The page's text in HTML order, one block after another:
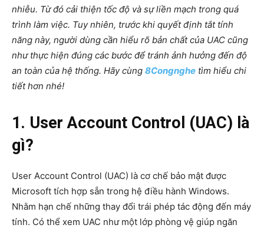
nhiễu. Từ đó cải thiện tốc độ và sự liền mạch trong quá
trình làm việc. Tuy nhiên, trước khi quyết định tắt tính
năng này, người dùng cần hiểu rõ bản chất của UAC cũng
như thực hiện đúng các bước để tránh ảnh hưởng đến độ
an toàn của hệ thống. Hãy cùng 8Congnghe tìm hiểu chi
tiết hơn nhé!
1. User Account Control (UAC) là
gì?
User Account Control (UAC) là cơ chế bảo mật được
Microsoft tích hợp sẵn trong hệ điều hành Windows.
Nhằm hạn chế những thay đổi trái phép tác động đến máy
tính. Có thể xem UAC như một lớp phòng vệ giúp ngăn